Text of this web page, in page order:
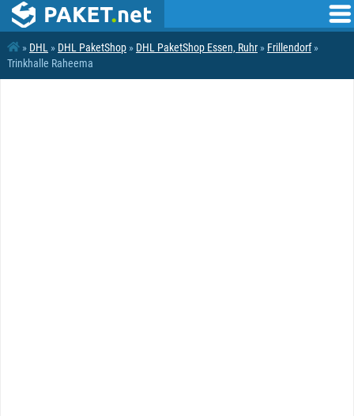
» DHL » DHL PaketShop » DHL PaketShop Essen, Ruhr » Frillendorf»
Trinkhalle Raheema